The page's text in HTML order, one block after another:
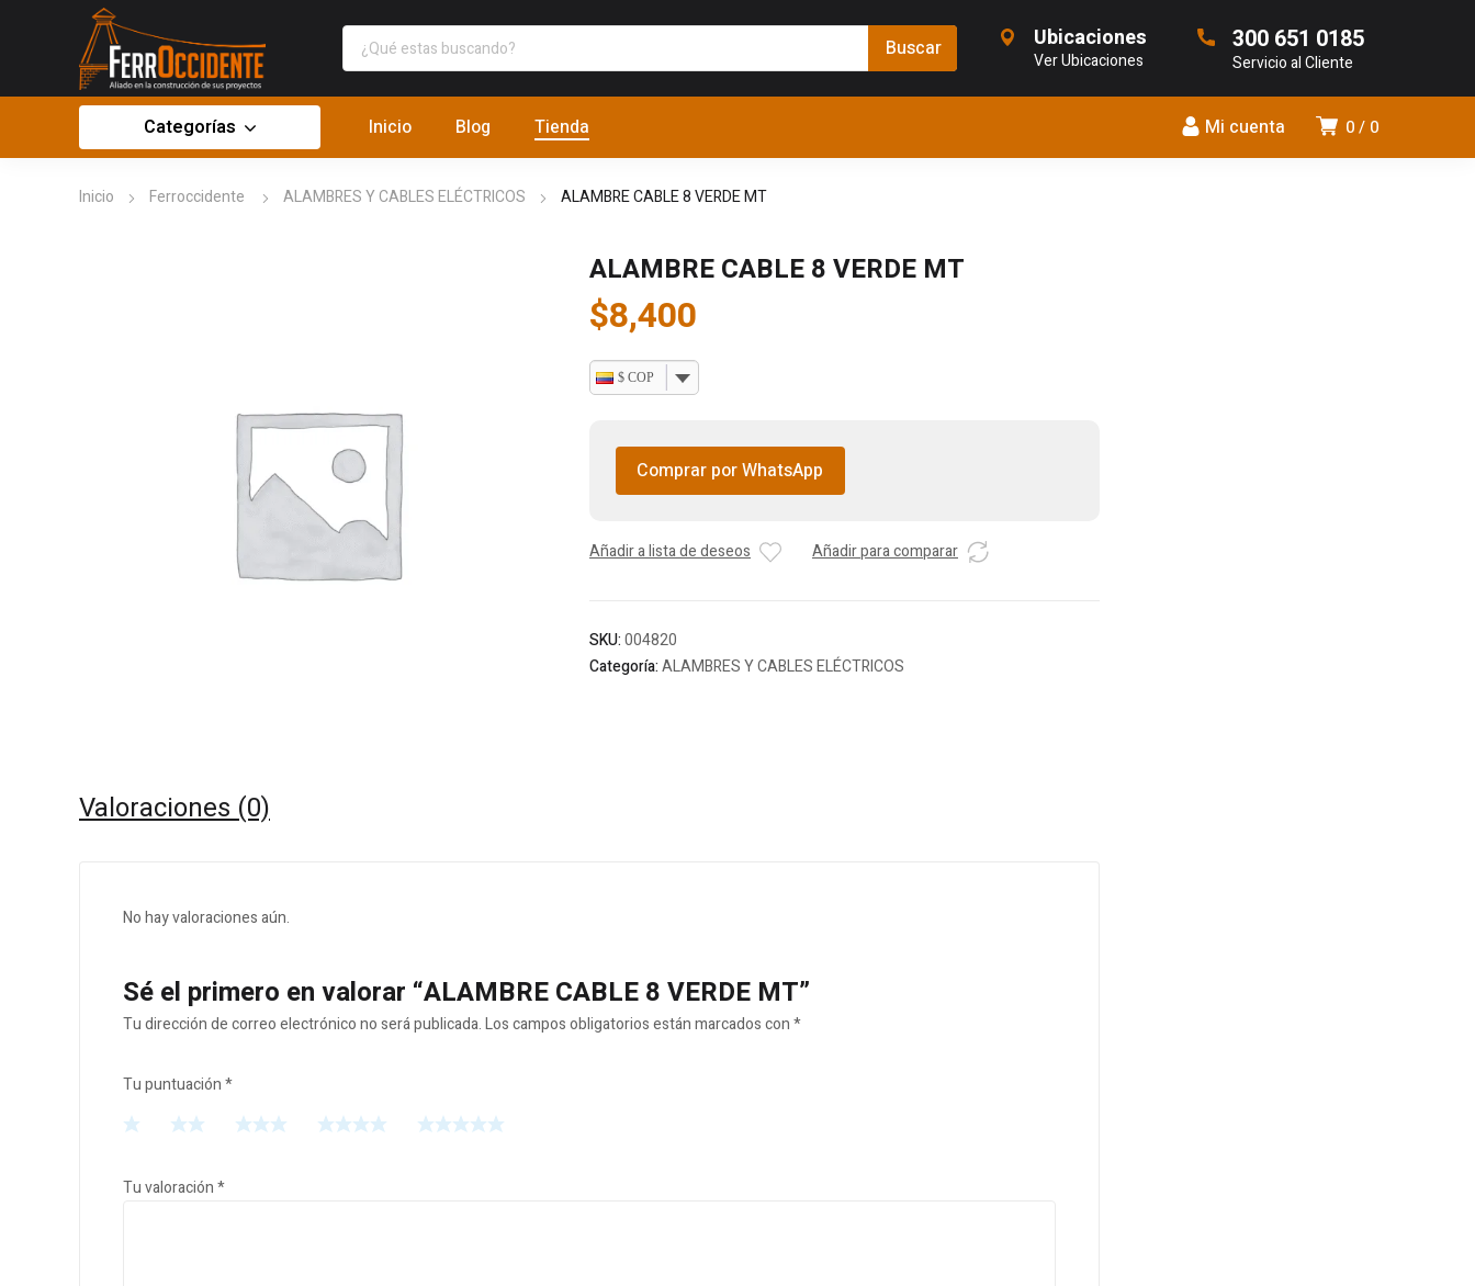
Ubicaciones
Ver Ubicaciones
300 651 0185
Servicio al Cliente
0 0
Mi cuenta
Categorías Inicio Blog Tienda
Inicio Ferroccidente ALAMBRES Y CABLES ELÉCTRICOS ALAMBRE CABLE 8 VERDE MT
ALAMBRE CABLE 8 VERDE MT
$8,400
$ COP
Comprar por WhatsApp
Añadir a lista de deseos Añadir para comparar
SKU:004820
Categoría:ALAMBRES Y CABLES ELÉCTRICOS
Valoraciones (0)
No hay valoraciones aún.
Sé el primero en valorar “ALAMBRE CABLE 8 VERDE MT”
Tu dirección de correo electrónico no será publicada.Los campos obligatorios están marcados con*
Tu puntuación*
Tu valoración*